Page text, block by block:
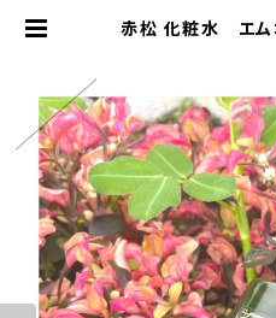
赤松 化粧水 エム